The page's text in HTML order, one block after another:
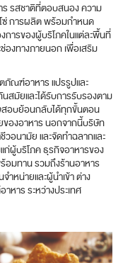
รสชาติที่ตอบสนอง ความ
ซ่ การผลิต พร้อมกำหนด
การของผู้บริโภคในแต่ละพื้นที่
องทางภายนอก เพื่อเสริม
ณฑ์อาหาร แปรรูปและ
สมัยและได้รับการรับรองตาม
สอบย้อนกลับได้ทุกขั้นตอน
องอาหาร นอกจากนี้บริษัท
อนามัย และจัดทำฉลากและ
ผู้บริโภค ธุรกิจอาหารของ
มทาน รวมถึงร้านอาหาร
หน่ายและผู้นำเข้า ต่าง
าร ระหว่างประเทศ